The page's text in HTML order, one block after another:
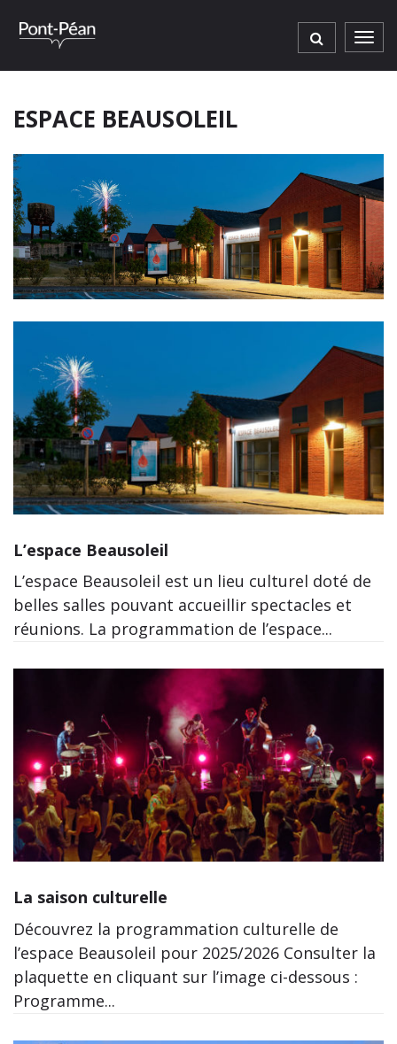
ESPACE BEAUSOLEIL
L’espace Beausoleil
L’espace Beausoleil est un lieu culturel doté de
belles salles pouvant accueillir spectacles et
réunions. La programmation de l’espace...
La saison culturelle
Découvrez la programmation culturelle de
l’espace Beausoleil pour 2025/2026 Consulter la
plaquette en cliquant sur l’image ci-dessous :
Programme...